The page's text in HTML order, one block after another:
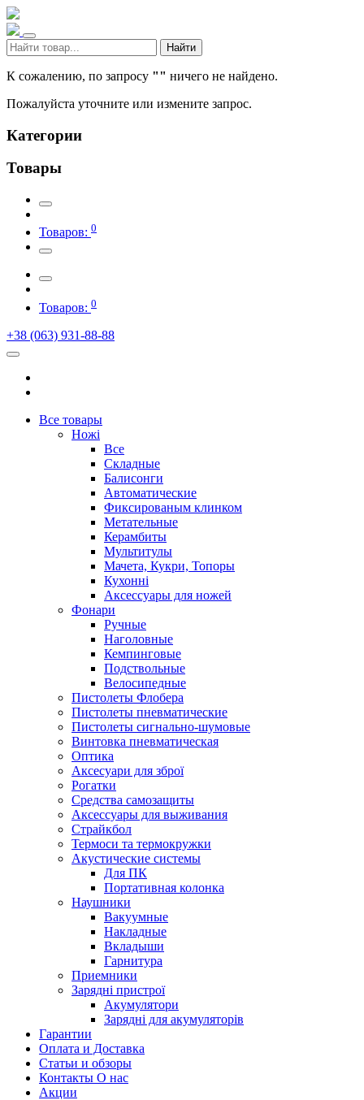
Найти
К сожалению, по запросу "" ничего не найдено.
Пожалуйста уточните или измените запрос.
Категории
Товары
Товаров: 0
Товаров: 0
+38 (063) 931-88-88
Все товары
Ножі
Все
Складные
Балисонги
Автоматические
Фиксированым клинком
Метательные
Керамбиты
Мультитулы
Мачета, Кукри, Топоры
Кухонні
Аксессуары для ножей
Фонари
Ручные
Наголовные
Кемпинговые
Подствольные
Велосипедные
Пистолеты Флобера
Пистолеты пневматические
Пистолеты сигнально-шумовые
Винтовка пневматическая
Оптика
Аксесуари для зброї
Рогатки
Средства самозащиты
Аксессуары для выживания
Страйкбол
Термоси та термокружки
Акустические системы
Для ПК
Портативная колонка
Наушники
Вакуумные
Накладные
Вкладыши
Гарнитура
Приемники
Зарядні пристрої
Акумулятори
Зарядні для акумуляторів
Гарантии
Оплата и Доставка
Статьи и обзоры
Контакты О нас
Акции